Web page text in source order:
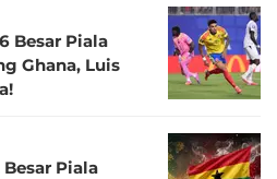
Besar Piala
Ghana, Luis
Piala